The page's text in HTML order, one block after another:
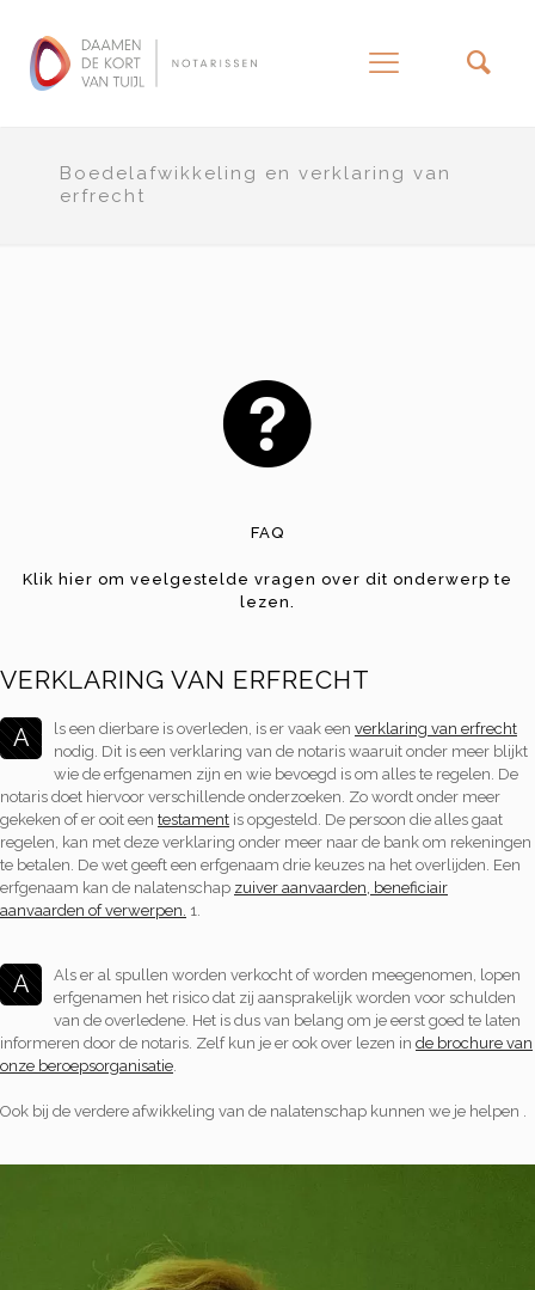
Boedelafwikkeling en verklaring van
erfrecht
FAQ
Klik hier om veelgestelde vragen over dit onderwerp te
lezen.
VERKLARING VAN ERFRECHT
A ls een dierbare is overleden, is er vaak een verklaring van erfrecht
nodig. Dit is een verklaring van de notaris waaruit onder meer blijkt
wie de erfgenamen zijn en wie bevoegd is om alles te regelen. De
notaris doet hiervoor verschillende onderzoeken. Zo wordt onder meer
gekeken of er ooit een testament is opgesteld. De persoon die alles gaat
regelen, kan met deze verklaring onder meer naar de bank om rekeningen
te betalen. De wet geeft een erfgenaam drie keuzes na het overlijden. Een
erfgenaam kan de nalatenschap zuiver aanvaarden, beneficiair
aanvaarden of verwerpen. 1.
A
Als er al spullen worden verkocht of worden meegenomen, lopen
erfgenamen het risico dat zij aansprakelijk worden voor schulden
van de overledene. Het is dus van belang om je eerst goed te laten
informeren door de notaris. Zelf kun je er ook over lezen in de brochure van
onze beroepsorganisatie
Ook bij de verdere afwikkeling van de nalatenschap kunnen we je helpen .